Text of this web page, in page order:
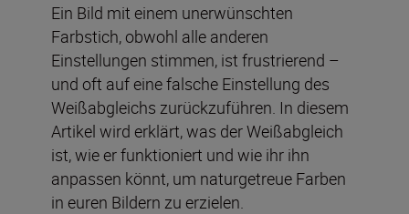
Ein Bild mit einem unerwünschten
Farbstich, obwohl alle anderen
Einstellungen stimmen, ist frustrierend –
und oft auf eine falsche Einstellung des
Weißabgleichs zurückzuführen. In diesem
Artikel wird erklärt, was der Weißabgleich
ist, wie er funktioniert und wie ihr ihn
anpassen könnt, um naturgetreue Farben
in euren Bildern zu erzielen.